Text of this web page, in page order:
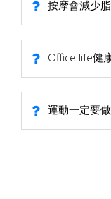
按摩會減少
Office life健
運動一定要